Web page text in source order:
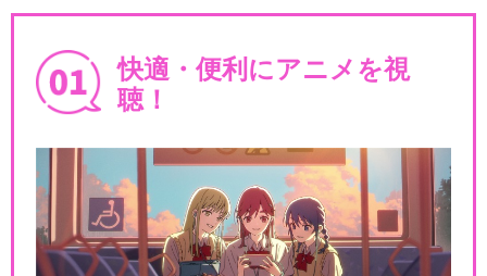
ハイ篇 The Fi…
舞台『弱虫ペダル』インター
ハイ篇 The Se…
快適・便利にアニメを視
聴！